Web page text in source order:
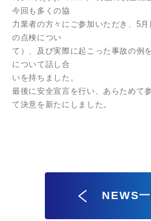
今回も多くの協
力業者の方々にご参加いただき、5
の点検につい
て）、及び実際に起こった事故の例
について話し合
いを持ちました。
最後に安全宣言を行い、あらためて
て決意を新たにしました。
NEWS